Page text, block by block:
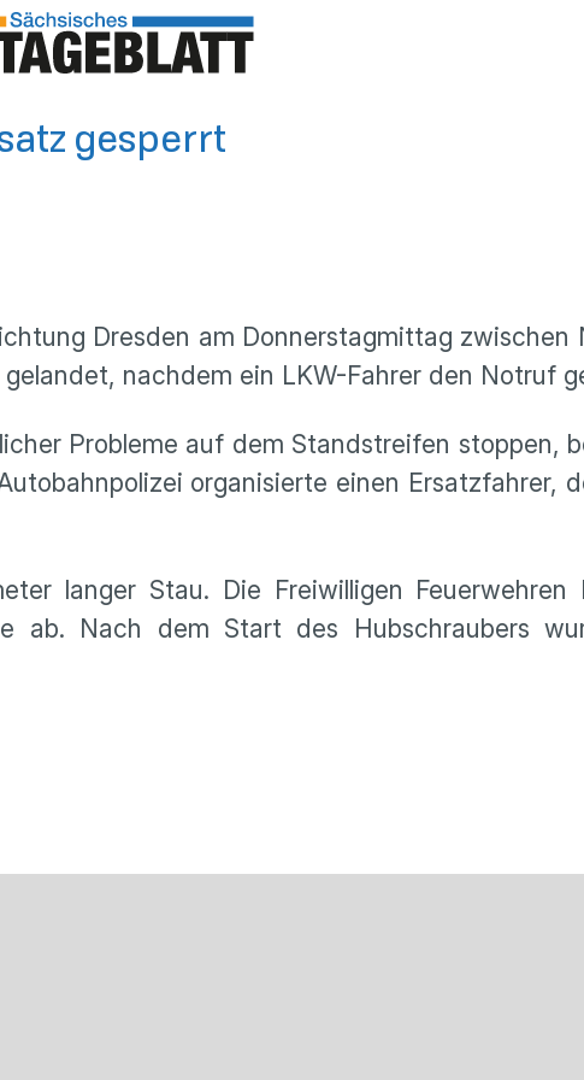
gesperrt
Dresden am Donnerstagmittag zwischen
nachdem ein LKW-Fahrer den Notruf
Probleme auf dem Standstreifen stoppen,
organisierte einen Ersatzfahrer,
langer Stau. Die Freiwilligen Feuerwehren
ab. Nach dem Start des Hubschraubers